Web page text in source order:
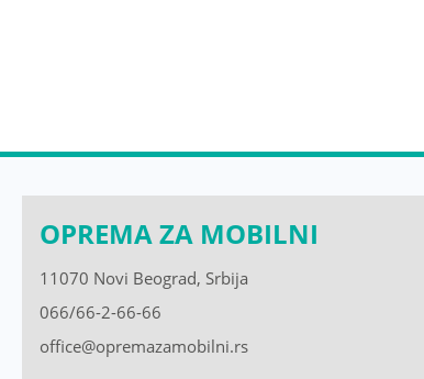
OPREMA ZA MOBILNI
11070 Novi Beograd, Srbija
066/66-2-66-66
office@opremazamobilni.rs